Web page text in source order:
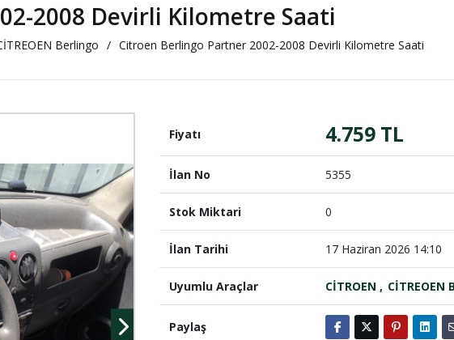
2008 Devirli Kilometre Saati
Berlingo Citroen Berlingo Partner 2002-2008 Devirli Kilometre Saati
Fiyatı 4.759 TL
İlan No 5355
Stok Miktari 0
İlan Tarihi 17 Haziran 2026 14:10
Uyumlu Araçlar CİTROEN CİTREOEN
Paylaş